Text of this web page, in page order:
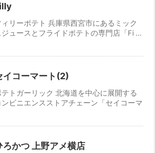
ィリーポテト 兵庫県西宮市にあるミック
ジュースとフライドポテトの専門店「Fi ...
イコーマート(2)
トガーリック 北海道を中心に展開する
ンビニエンスストアチェーン「セイコーマ
ろかつ 上野アメ横店